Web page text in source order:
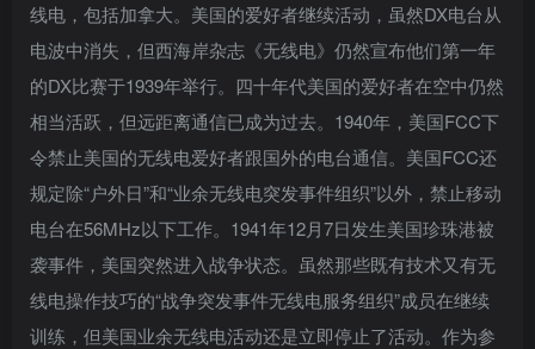
线电，包括加拿大。美国的爱好者继续活动，虽然DX电台从
电波中消失，但西海岸杂志《无线电》仍然宣布他们第一年
的DX比赛于1939年举行。四十年代美国的爱好者在空中仍然
相当活跃，但远距离通信已成为过去。1940年，美国FCC下
令禁止美国的无线电爱好者跟国外的电台通信。美国FCC还
规定除“户外日”和“业余无线电突发事件组织”以外，禁止移动
电台在56MHz以下工作。1941年12月7日发生美国珍珠港被
袭事件，美国突然进入战争状态。虽然那些既有技术又有无
线电操作技巧的“战争突发事件无线电服务组织”成员在继续
训练，但美国业余无线电活动还是立即停止了活动。作为参